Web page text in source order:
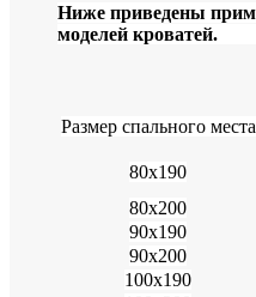
Ниже приведены
моделей кроватей.
Размер спального места
80х190
80х200
90х190
90х200
100х190